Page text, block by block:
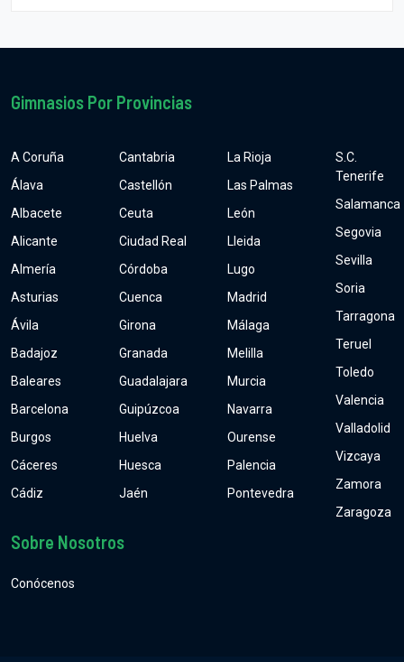
Gimnasios Por Provincias
A Coruña
Álava
Albacete
Alicante
Almería
Asturias
Ávila
Badajoz
Baleares
Barcelona
Burgos
Cáceres
Cádiz
Cantabria
Castellón
Ceuta
Ciudad Real
Córdoba
Cuenca
Girona
Granada
Guadalajara
Guipúzcoa
Huelva
Huesca
Jaén
La Rioja
Las Palmas
León
Lleida
Lugo
Madrid
Málaga
Melilla
Murcia
Navarra
Ourense
Palencia
Pontevedra
S.C.
Tenerife
Salamanca
Segovia
Sevilla
Soria
Tarragona
Teruel
Toledo
Valencia
Valladolid
Vizcaya
Zamora
Zaragoza
Sobre Nosotros
Conócenos